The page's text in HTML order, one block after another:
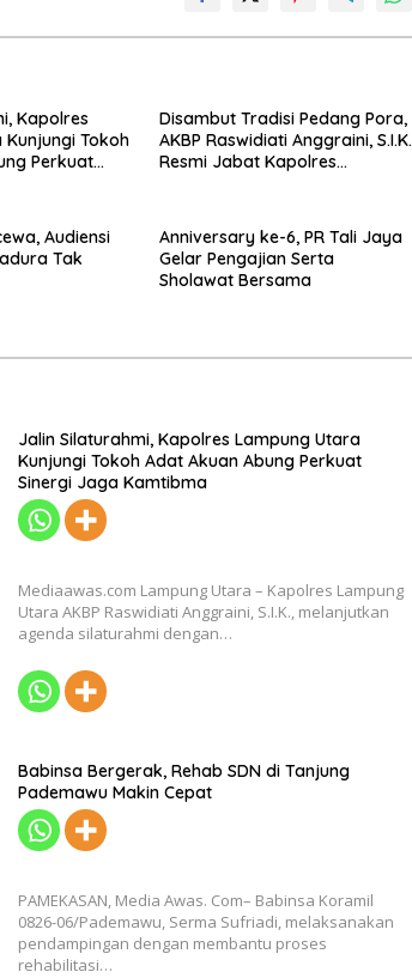
Kapolres
Tokoh
Perkuat
Disambut Tradisi Pedang Pora,
AKBP Raswidiati Anggraini, S.I.K.
Resmi Jabat Kapolres
Audiensi
Tak
Anniversary ke-6, PR Tali Jaya
Gelar Pengajian Serta
Sholawat Bersama
Jalin Silaturahmi, Kapolres Lampung Utara
Kunjungi Tokoh Adat Akuan Abung Perkuat
Sinergi Jaga Kamtibma
Mediaawas.com Lampung Utara – Kapolres Lampung
Utara AKBP Raswidiati Anggraini, S.I.K., melanjutkan
agenda silaturahmi dengan…
Babinsa Bergerak, Rehab SDN di Tanjung
Pademawu Makin Cepat
PAMEKASAN, Media Awas. Com– Babinsa Koramil
0826-06/Pademawu, Serma Sufriadi, melaksanakan
pendampingan dengan membantu proses
rehabilitasi…